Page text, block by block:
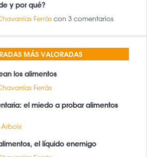
y por qué?
Ferràs con 3 comentarios
MÁS VALORADAS
los alimentos
Ferràs
el miedo a probar alimentos
el líquido enemigo